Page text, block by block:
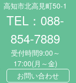
高知市北高見町50-1
TEL：088-
854-7889
受付時間9:00～
17:00(月～金)
お問い合わせ